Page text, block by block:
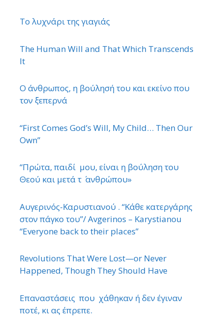
Το λυχνάρι της γιαγιάς
The Human Will and That Which Transcends
It
Ο άνθρωπος, η βούλησή του και εκείνο που
τον ξεπερνά
“First Comes God’s Will, My Child… Then Our
Own”
“Πρώτα, παιδί μου, είναι η βούληση του
Θεού και μετά τ ΄ ανθρώπου»
Αυγερινός-Καρυστιανού . “Κάθε κατεργάρης
στον πάγκο του”/ Avgerinos – Karystianou
“Εveryone back to their places”
Revolutions That Were Lost—or Never
Happened, Though They Should Have
Επαναστάσεις που χάθηκαν ή δεν έγιναν
ποτέ, κι ας έπρεπε.